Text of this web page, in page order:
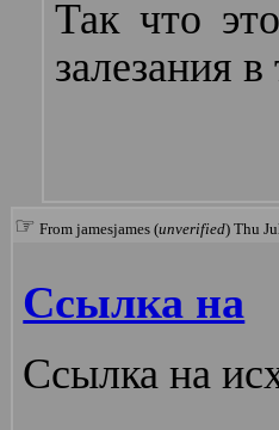
Так что
залезания
☞ From jamesjames (unverified) Thu
Ссылка на
Ссылка на